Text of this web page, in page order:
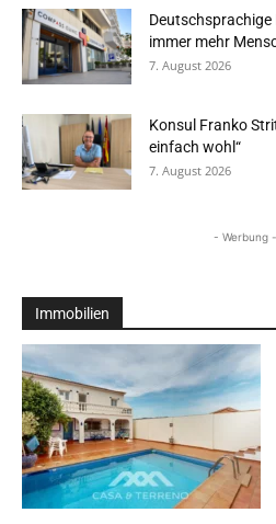
Deutschsprachige
immer mehr
7. August 2026
Konsul Franko
einfach wohl“
7. August 2026
- Werbung -
Immobilien